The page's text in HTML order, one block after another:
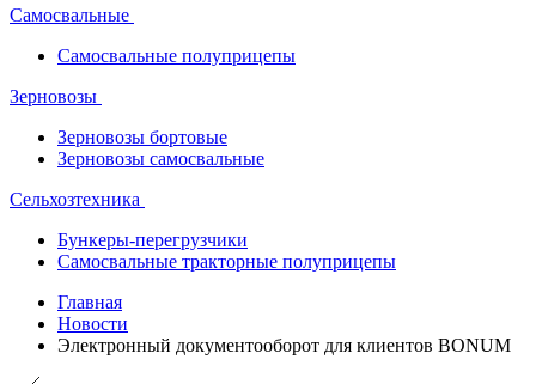
Самосвальные
Самосвальные полуприцепы
Зерновозы
Зерновозы бортовые
Зерновозы самосвальные
Сельхозтехника
Бункеры-перегрузчики
Самосвальные тракторные полуприцепы
Главная
Новости
Электронный документооборот для клиентов BONUM